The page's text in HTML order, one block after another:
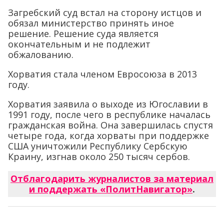
Загребский суд встал на сторону истцов и
обязал министерство принять иное
решение. Решение суда является
окончательным и не подлежит
обжалованию.
Хорватия стала членом Евросоюза в 2013
году.
Хорватия заявила о выходе из Югославии в
1991 году, после чего в республике началась
гражданская война. Она завершилась спустя
четыре года, когда хорваты при поддержке
США уничтожили Республику Сербскую
Краину, изгнав около 250 тысяч сербов.
Отблагодарить журналистов за материал
и поддержать «ПолитНавигатор».